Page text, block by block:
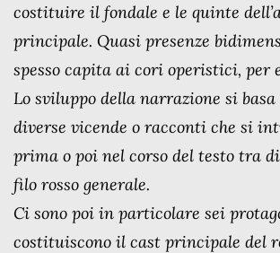
costituire il fondale e le quinte
principale. Quasi presenze
spesso capita ai cori operistici, per
Lo sviluppo della narrazione si
diverse vicende o racconti che si
prima o poi nel corso del testo tra
filo rosso generale.
Ci sono poi in particolare sei
costituiscono il cast principale del